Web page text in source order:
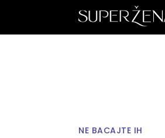
NE BACAJTE IH